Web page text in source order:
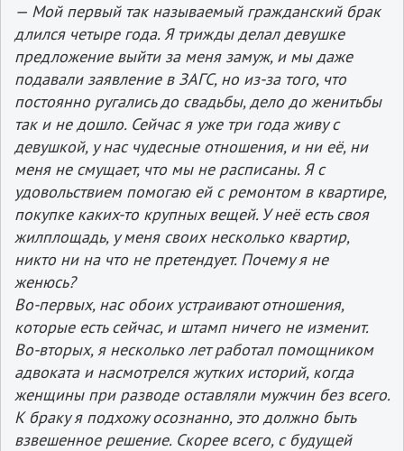
— Мой первый так называемый гражданский брак
длился четыре года. Я трижды делал девушке
предложение выйти за меня замуж, и мы даже
подавали заявление в ЗАГС, но из­-за того, что
постоянно ругались до свадьбы, дело до женитьбы
так и не дошло. Сейчас я уже три года живу с
девушкой, у нас чудесные отношения, и ни её, ни
меня не смущает, что мы не расписаны. Я с
удовольствием помогаю ей с ремонтом в квартире,
покупке каких-­то крупных вещей. У неё есть своя
жилплощадь, у меня своих несколько квартир,
никто ни на что не претендует. Почему я не
женюсь?
Во-­первых, нас обоих устраивают отношения,
которые есть сейчас, и штамп ничего не изменит.
Во-­вторых, я несколько лет работал помощником
адвоката и насмотрелся жутких историй, когда
женщины при разводе оставляли мужчин без всего.
К браку я подхожу осознанно, это должно быть
взвешенное решение. Скорее всего, с будущей